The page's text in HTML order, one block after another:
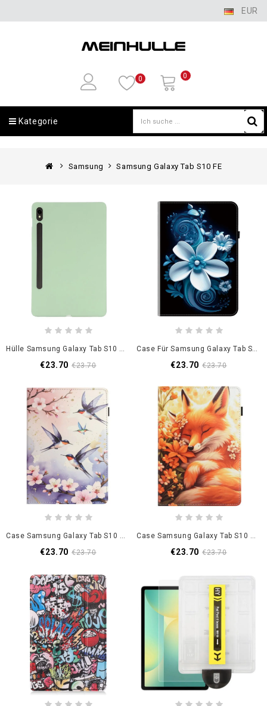
EUR
0 0
Kategorie
Samsung Samsung Galaxy Tab S10 FE
Hülle Samsung Galaxy Tab S10 Fe Kratzfestes Silikon
€23.70 €23.70
Case Für Samsung Galaxy Tab S10 Fe Schwarze Orchidee
€23.70 €23.70
Case Samsung Galaxy Tab S10 Fe Vögel
€23.70 €23.70
Case Samsung Galaxy Tab S10 Fe Handyhülle Fuchs Mit Blumenmuster
€23.70 €23.70